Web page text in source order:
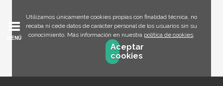
Utilizamos únicamente cookies propias con finalidad técnica, no
recaba ni cede datos de carácter personal de los usuarios sin su
conocimiento. Más información en nuestra política de cookies.
Aceptar
cookies
MENÚ